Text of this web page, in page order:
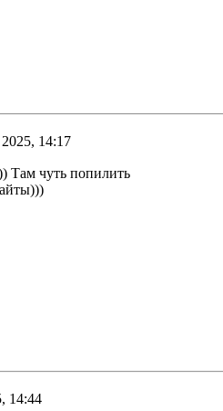
14:17
Там чуть попилить
14:44